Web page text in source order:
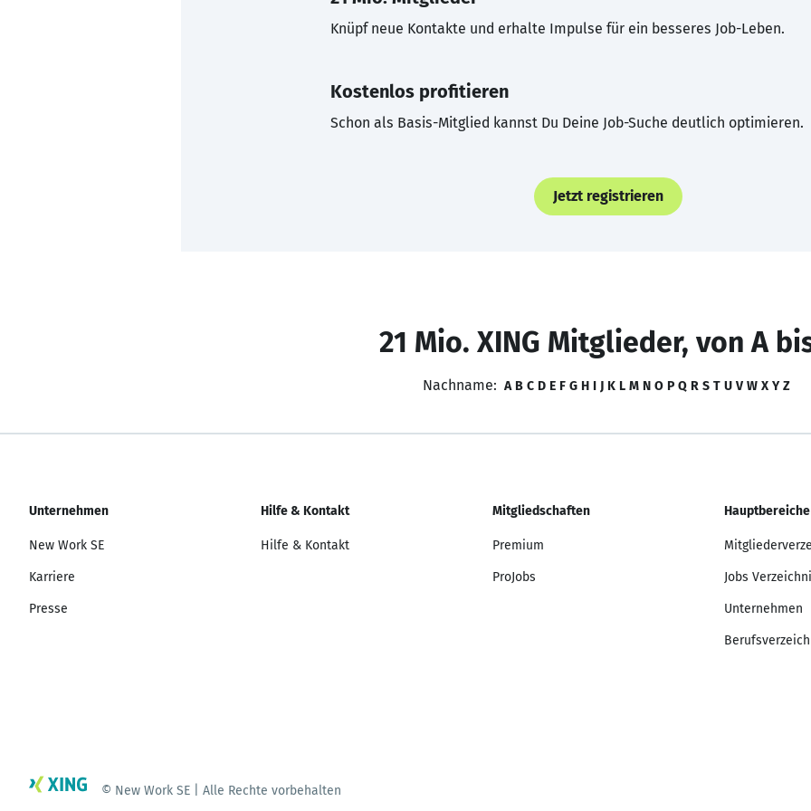
Knüpf neue Kontakte und erhalte Impulse für ein besseres Job-Leben.
Kostenlos profitieren
Schon als Basis-Mitglied kannst Du Deine Job-Suche deutlich optimieren.
Jetzt registrieren
21 Mio. XING Mitglieder, von A
Nachname: A B C D E F G H I J K L M N O P Q R S T U V W X Y Z
Unternehmen
New Work SE
Karriere
Presse
Hilfe & Kontakt
Hilfe & Kontakt
Mitgliedschaften
Premium
ProJobs
Hauptbereiche
Jobs
Unternehmen
© New Work SE | Alle Rechte vorbehalten